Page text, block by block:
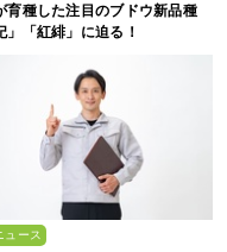
育種した注目のブドウ新品種
」「紅緋」に迫る！
ュース